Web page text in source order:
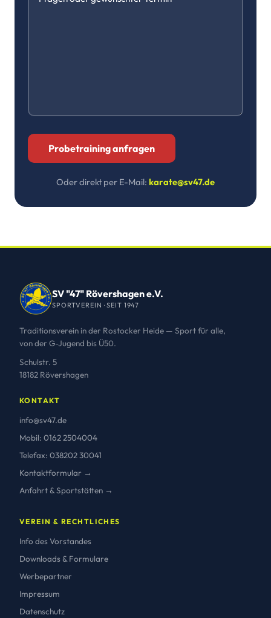
Oder direkt per E-Mail: karate@sv47.de
SV "47" Rövershagen e.V.
SPORTVEREIN · SEIT 1947
Traditionsverein in der Rostocker Heide — Sport für alle,
von der G-Jugend bis Ü50.
Schulstr. 5
18182 Rövershagen
KONTAKT
info@sv47.de
Mobil: 0162 2504004
Telefax: 038202 30041
Kontaktformular →
Anfahrt & Sportstätten →
VEREIN & RECHTLICHES
Info des Vorstandes
Downloads & Formulare
Werbepartner
Impressum
Datenschutz